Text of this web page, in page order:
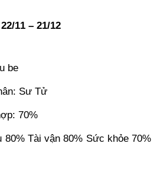
11 – 21/12
be
Sư Tử
70%
80% Tài vận 80% Sức khỏe 70%